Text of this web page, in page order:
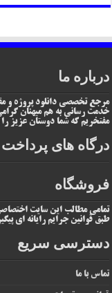
درباره ما
مرجع تخصصی دانلود پروژه و
مفتخریم که شما دوستان عزیز را
درگاه های پرداخت
فروشگاه
تمامی مطالب این سایت
طبق قوانین جرایم رایانه ای
دسترسی سریع
تماس با ما